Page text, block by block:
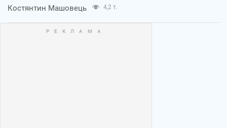
Костянтин Машовець 4,2 т.